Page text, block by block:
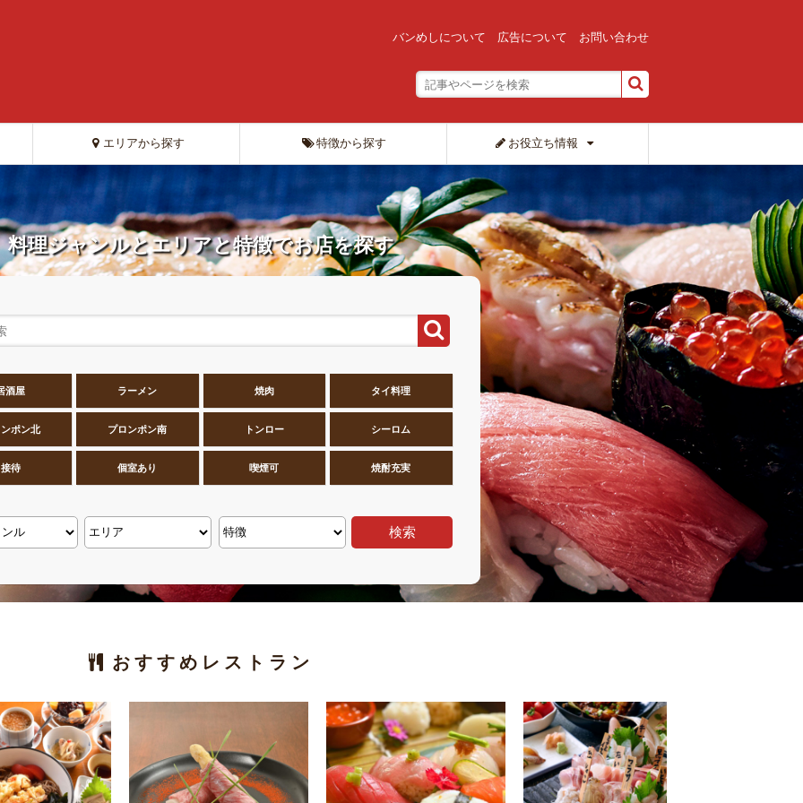
バンめしについて 広告について お問い合わせ
エリアから探す 特徴から探す お役立ち情報
料理ジャンルとエリアと特徴でお店を探す
酒屋 ラーメン 焼肉 タイ料理
ポン北 プロンポン南 トンロー シーロム
接待 個室あり 喫煙可 焼酎充実
検索
おすすめレストラン